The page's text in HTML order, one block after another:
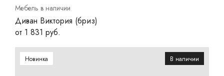
Мебель в наличии
Диван Виктория (бриз)
от 1 831 руб.
Новинка В наличии